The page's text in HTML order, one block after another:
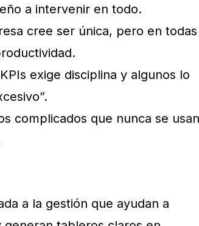
a intervenir en todo.
cree ser única, pero en todas
exige disciplina y algunos lo
complicados que nunca se usan
a la gestión que ayudan a